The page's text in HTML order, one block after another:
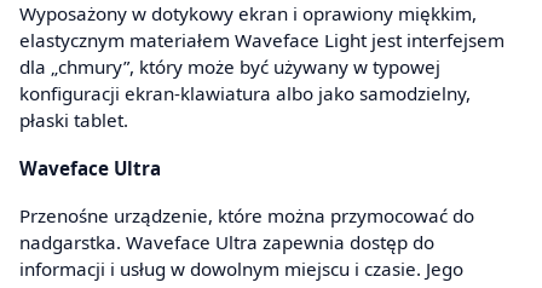
Wyposażony w dotykowy ekran i oprawiony miękkim,
elastycznym materiałem Waveface Light jest interfejsem
dla „chmury”, który może być używany w typowej
konfiguracji ekran-klawiatura albo jako samodzielny,
płaski tablet.
Waveface Ultra
Przenośne urządzenie, które można przymocować do
nadgarstka. Waveface Ultra zapewnia dostęp do
informacji i usług w dowolnym miejscu i czasie. Jego